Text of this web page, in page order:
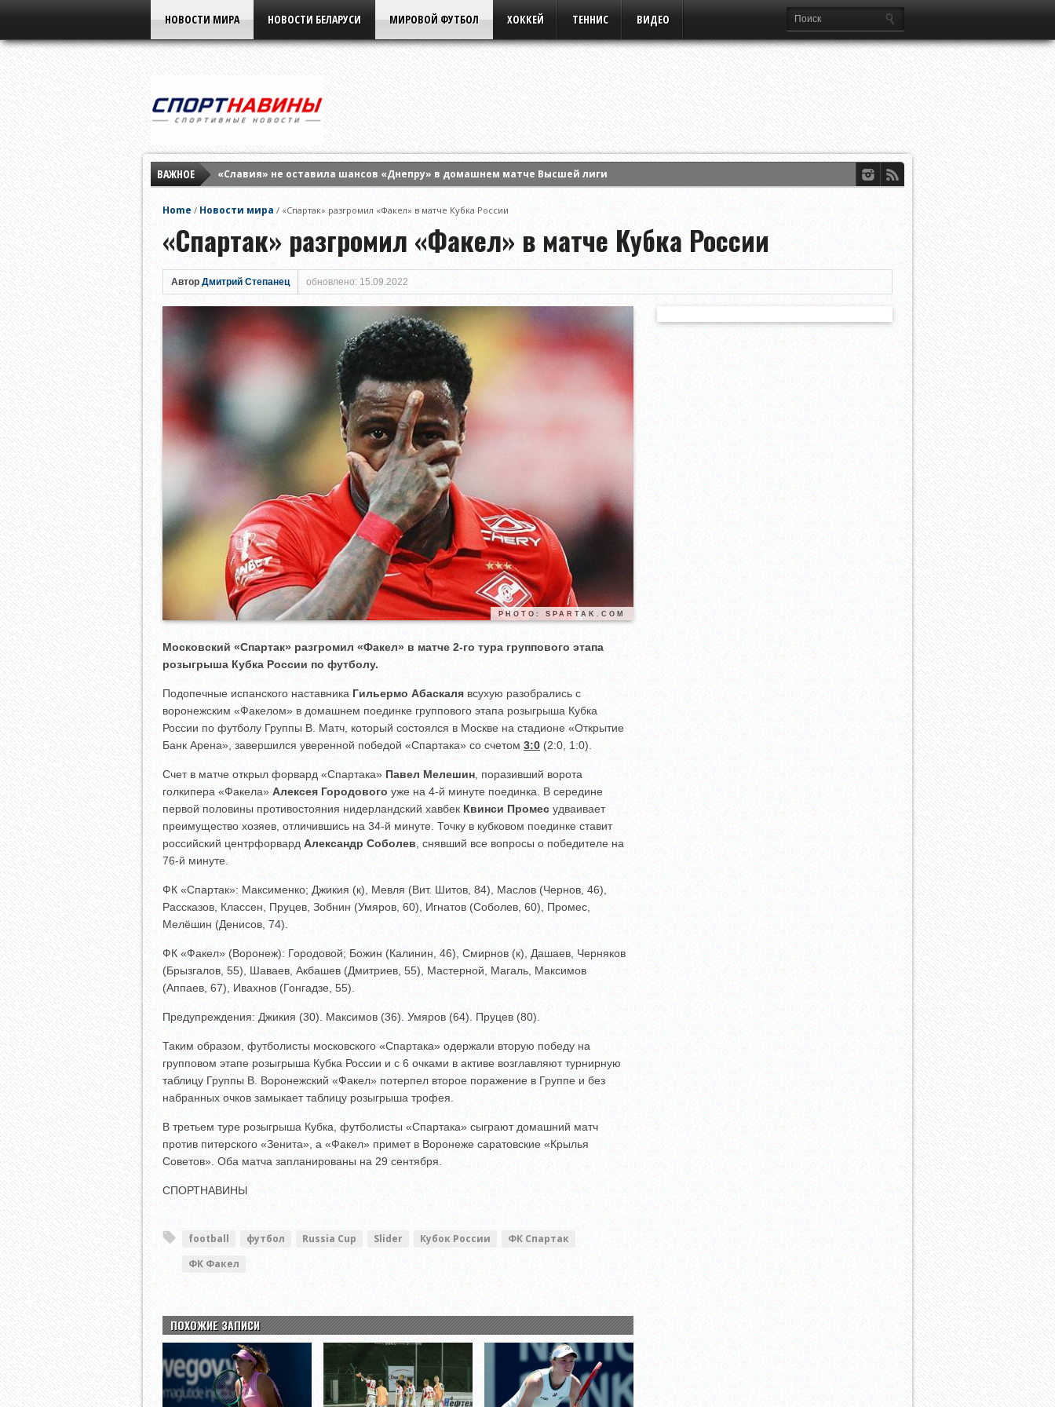
НОВОСТИ МИРА НОВОСТИ БЕЛАРУСИ МИРОВОЙ ФУТБОЛ ХОККЕЙ ТЕННИС ВИДЕО
ВАЖНОЕ
«Славия» не оставила шансов «Днепру» в домашнем матче Высшей лиги
Home / Новости мира / «Спартак» разгромил «Факел» в матче Кубка России
«Спартак» разгромил «Факел» в матче Кубка России
Автор Дмитрий Степанец обновлено: 15.09.2022
PHOTO: SPARTAK.COM
Московский «Спартак» разгромил «Факел» в матче 2-го тура группового этапа
розыгрыша Кубка России по футболу.
Подопечные испанского наставника Гильермо Абаскаля всухую разобрались с
воронежским «Факелом» в домашнем поединке группового этапа розыгрыша Кубка
России по футболу Группы B. Матч, который состоялся в Москве на стадионе «Открытие
Банк Арена», завершился уверенной победой «Спартака» со счетом 3:0 (2:0, 1:0).
Счет в матче открыл форвард «Спартака» Павел Мелешин , поразивший ворота
голкипера «Факела» Алексея Городового уже на 4-й минуте поединка. В середине
первой половины противостояния нидерландский хавбек Квинси Промес удваивает
преимущество хозяев, отличившись на 34-й минуте. Точку в кубковом поединке ставит
российский центрфорвард Александр Соболев , снявший все вопросы о победителе на
76-й минуте.
ФК «Спартак»: Максименко; Джикия (к), Мевля (Вит. Шитов, 84), Маслов (Чернов, 46),
Рассказов, Классен, Пруцев, Зобнин (Умяров, 60), Игнатов (Соболев, 60), Промес,
Мелёшин (Денисов, 74).
ФК «Факел» (Воронеж): Городовой; Божин (Калинин, 46), Смирнов (к), Дашаев, Черняков
(Брызгалов, 55), Шаваев, Акбашев (Дмитриев, 55), Мастерной, Магаль, Максимов
(Аппаев, 67), Ивахнов (Гонгадзе, 55).
Предупреждения: Джикия (30). Максимов (36). Умяров (64). Пруцев (80).
Таким образом, футболисты московского «Спартака» одержали вторую победу на
групповом этапе розыгрыша Кубка России и с 6 очками в активе возглавляют турнирную
таблицу Группы B. Воронежский «Факел» потерпел второе поражение в Группе и без
набранных очков замыкает таблицу розыгрыша трофея.
В третьем туре розыгрыша Кубка, футболисты «Спартака» сыграют домашний матч
против питерского «Зенита», а «Факел» примет в Воронеже саратовские «Крылья
Советов». Оба матча запланированы на 29 сентября.
СПОРТНАВИНЫ
football футбол Russia Cup Slider Кубок России
ФК Спартак
ФК Факел
ПОХОЖИЕ ЗАПИСИ